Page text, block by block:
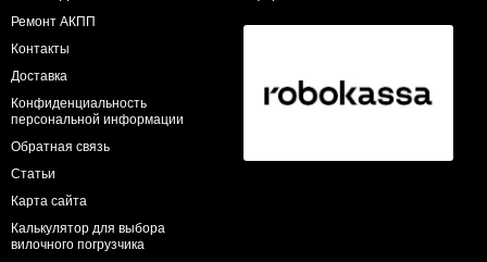
Ремонт АКПП
Контакты
Доставка
Конфиденциальность
персональной информации
Обратная связь
Статьи
Карта сайта
Калькулятор для выбора
вилочного погрузчика